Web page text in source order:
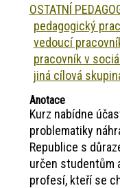
OSTATNÍ
pedagogický
vedoucí
pracovník v
jiná cílová
Anotace
Kurz nabídne
problematiky
Republice s
určen studentům
profesí, kteří se